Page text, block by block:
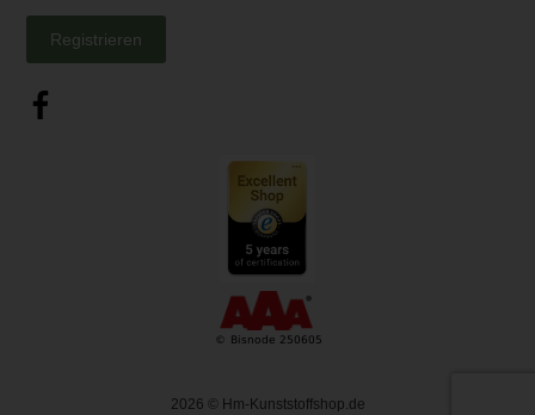
Registrieren
2026 © Hm-Kunststoffshop.de